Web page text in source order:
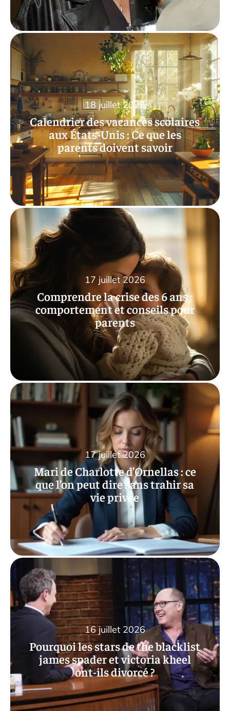
Calendrier des vacances scolaires
aux États-Unis : Ce que les
parents doivent savoir
18 juillet 2026
Comprendre la crise des 6 ans :
comportement et conseils pour
parents
17 juillet 2026
Mari de Charlotte d’Ornellas : ce
que l’on peut dire sans trahir sa
vie privée
17 juillet 2026
Pourquoi les stars de the blacklist
james spader et victoria kheel
ont-ils divorcé ?
16 juillet 2026